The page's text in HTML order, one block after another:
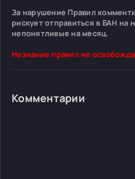
За нарушение Правил
рискует отправиться в БАН на
непонятливые на месяц.
Незнание правил не
Комментарии